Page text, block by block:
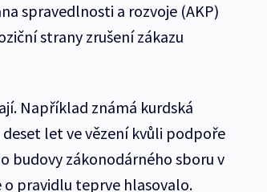
spravedlnosti a rozvoje (AKP)
strany zrušení zákazu
Například známá kurdská
let ve vězení kvůli podpoře
budovy zákonodárného sboru v
o pravidlu teprve hlasovalo.